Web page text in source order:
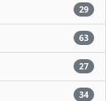
29
63
27
34